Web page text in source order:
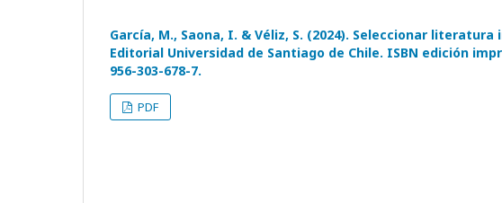
García, M., Saona, I. & Véliz, S. (2024). Seleccionar
Editorial Universidad de Santiago de Chile. ISBN edición
956-303-678-7.
PDF